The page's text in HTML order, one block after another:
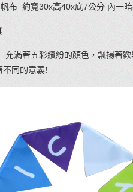
布 約寬30x高40x底7公分 內一
充滿著五彩繽紛的顏色，飄揚著
不同的意義!